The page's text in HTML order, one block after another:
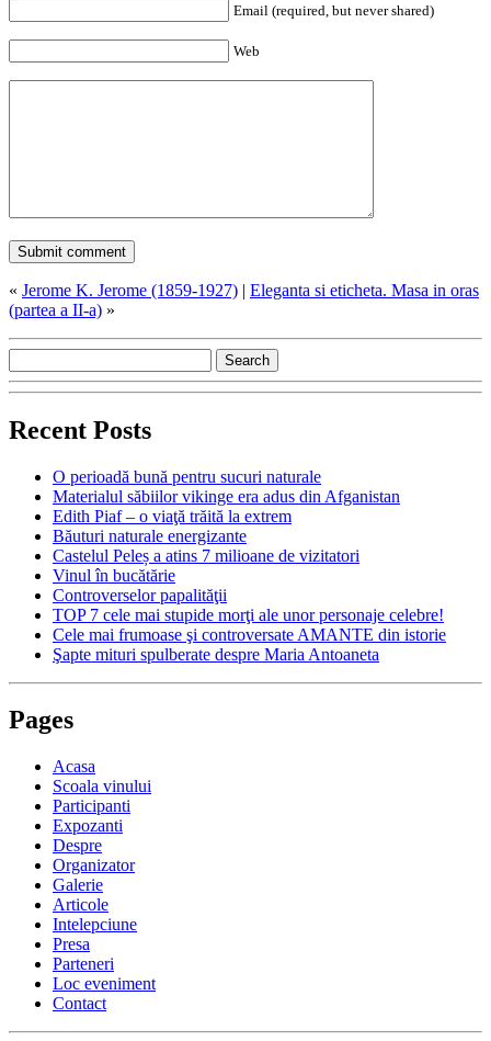
Email (required, but never shared)
Web
« Jerome K. Jerome (1859-1927) | Eleganta si eticheta. Masa in oras
(partea a II-a) »
Recent Posts
O perioadă bună pentru sucuri naturale
Materialul săbiilor vikinge era adus din Afganistan
Edith Piaf – o viaţă trăită la extrem
Băuturi naturale energizante
Castelul Peleș a atins 7 milioane de vizitatori
Vinul în bucătărie
Controverselor papalităţii
TOP 7 cele mai stupide morţi ale unor personaje celebre!
Cele mai frumoase şi controversate AMANTE din istorie
Şapte mituri spulberate despre Maria Antoaneta
Pages
Acasa
Scoala vinului
Participanti
Expozanti
Despre
Organizator
Galerie
Articole
Intelepciune
Presa
Parteneri
Loc eveniment
Contact